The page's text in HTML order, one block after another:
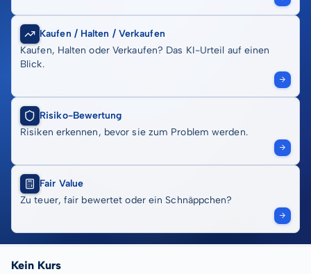
Kaufen / Halten / Verkaufen
Kaufen, Halten oder Verkaufen? Das KI-Urteil auf einen
Blick.
Risiko-Bewertung
Risiken erkennen, bevor sie zum Problem werden.
Fair Value
Zu teuer, fair bewertet oder ein Schnäppchen?
Kein Kurs